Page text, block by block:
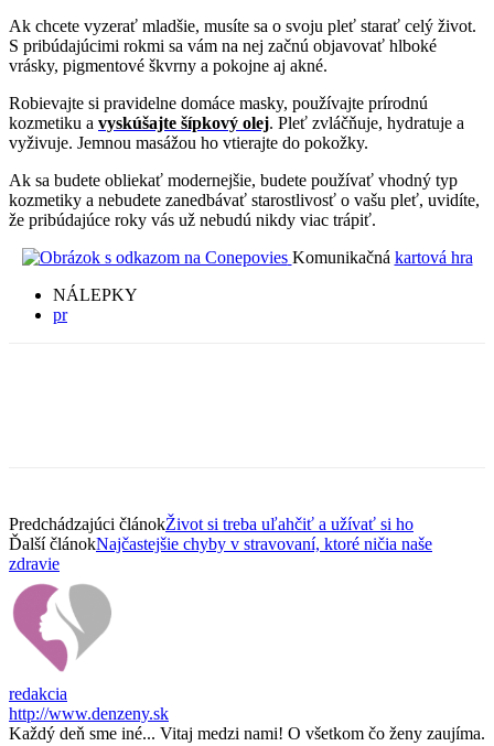
Ak chcete vyzerať mladšie, musíte sa o svoju pleť starať celý život.
S pribúdajúcimi rokmi sa vám na nej začnú objavovať hlboké
vrásky, pigmentové škvrny a pokojne aj akné.
Robievajte si pravidelne domáce masky, používajte prírodnú
kozmetiku a vyskúšajte šípkový olej. Pleť zvláčňuje, hydratuje a
vyživuje. Jemnou masážou ho vtierajte do pokožky.
Ak sa budete obliekať modernejšie, budete používať vhodný typ
kozmetiky a nebudete zanedbávať starostlivosť o vašu pleť, uvidíte,
že pribúdajúce roky vás už nebudú nikdy viac trápiť.
Komunikačná kartová hra
NÁLEPKY
pr
Predchádzajúci článokŽivot si treba uľahčiť a užívať si ho
Ďalší článokNajčastejšie chyby v stravovaní, ktoré ničia naše
zdravie
redakcia
http://www.denzeny.sk
Každý deň sme iné... Vitaj medzi nami! O všetkom čo ženy zaujíma.